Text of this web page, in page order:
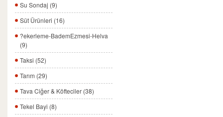
Su Sondaj (9)
Süt Ürünleri (16)
?ekerleme-BademEzmesi-Helva
(9)
Taksi (52)
Tarım (29)
Tava Ciğer & Köfteciler (38)
Tekel Bayi (8)